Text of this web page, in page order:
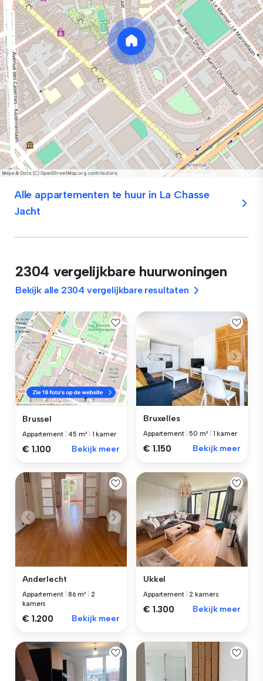
Alle appartementen te huur in La Chasse
Jacht
2304 vergelijkbare huurwoningen
Bekijk alle 2304 vergelijkbare resultaten
Brussel
Appartement 45 m² 1 kamer
€ 1.100 Bekijk meer
Bruxelles
Appartement |50 m² 1 kamer
€ 1.150 Bekijk meer
Anderlecht
Appartement |86 m²
2
kamers
€ 1.200 Bekijk meer
Ukkel
Appartement |2 kamers
€ 1.300 Bekijk meer